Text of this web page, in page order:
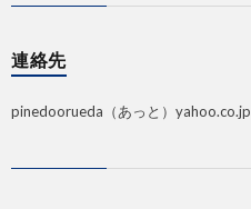
連絡先
pinedoorueda（あっと）yahoo.co.jp